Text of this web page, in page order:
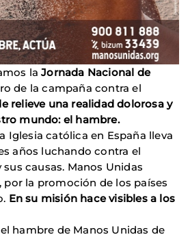
laJornada Nacional de
de la campaña contra el
relieve una realidad dolorosa y
mundo: el hambre.
Iglesia católica en España lleva
años luchando contra el
causas. Manos Unidas
por la promoción de los países
En su misión hace visibles a los
hambre de Manos Unidas de